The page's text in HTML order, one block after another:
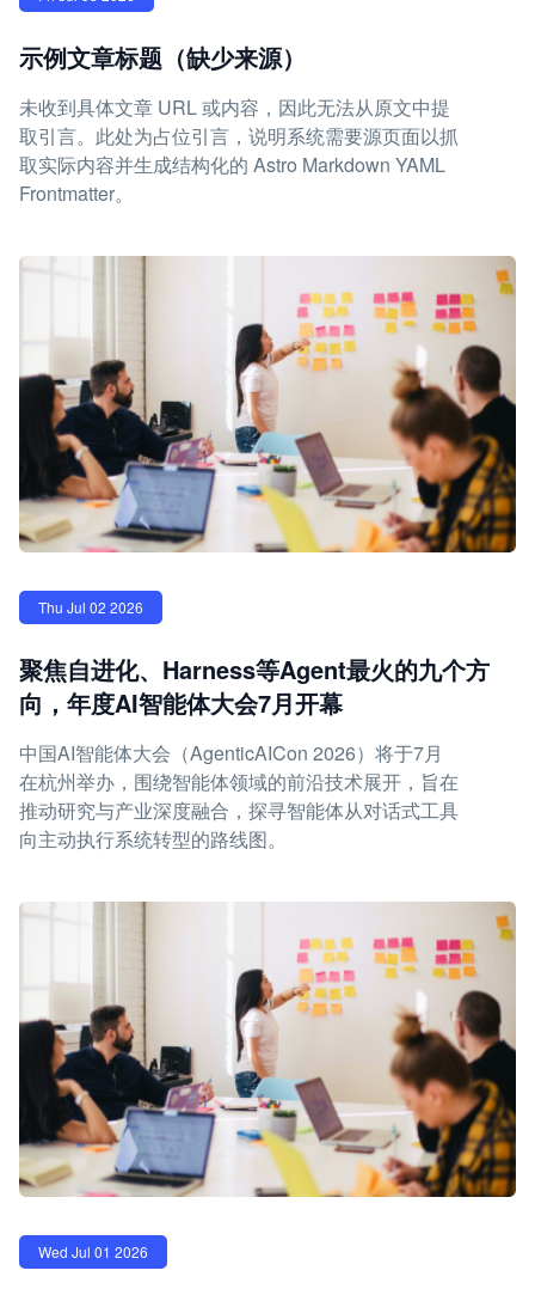
示例文章标题（缺少来源）
未收到具体文章 URL 或内容，因此无法从原文中提
取引言。此处为占位引言，说明系统需要源页面以抓
取实际内容并生成结构化的 Astro Markdown YAML
Frontmatter。
Thu Jul 02 2026
聚焦自进化、Harness等Agent最火的九个方
向，年度AI智能体大会7月开幕
中国AI智能体大会（AgenticAICon 2026）将于7月
在杭州举办，围绕智能体领域的前沿技术展开，旨在
推动研究与产业深度融合，探寻智能体从对话式工具
向主动执行系统转型的路线图。
Wed Jul 01 2026